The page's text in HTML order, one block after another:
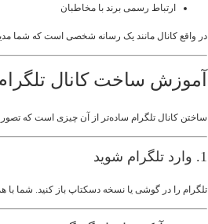
ارتباط رسمی برند با مخاطبان
در واقع کانال مانند یک رسانه شخصی است که شما
آموزش ساخت کانال
ساختن کانال تلگرام ساده‌تر از آن چیزی است که
1. وارد تلگرام شوید
تلگرام را در گوشی یا نسخه دسکتاپ باز کنید. شما با